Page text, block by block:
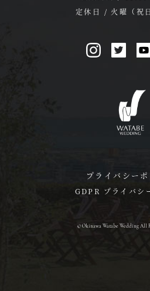
定休日 / 火曜（祝
プライバシー
GDPR プライバシ
© Okinawa Watabe Wedding All